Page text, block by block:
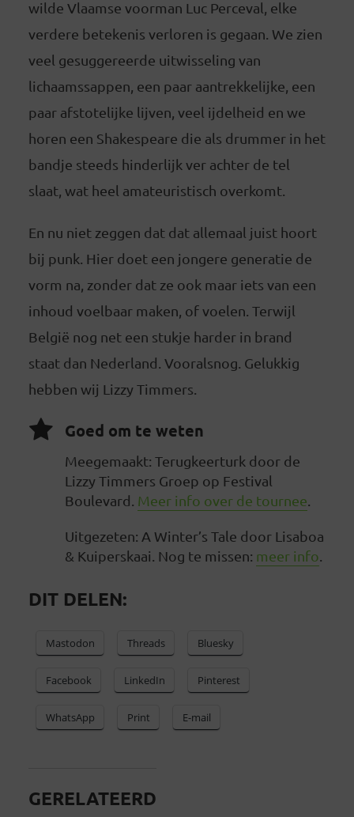
wilde Vlaamse voorman Luc Perceval, elke
verdere betekenis verloren is gegaan. We zien
veel gesuggereerde uitwisseling van
lichaamssappen, een paar aantrekkelijke, een
paar afstotelijke lijven, veel ijdelheid en we
horen een Shakespeare die als drummer in het
bandje steeds hinderlijk ver achter de tel
slaat, wat heel amateuristisch overkomt.
En nu niet zeggen dat dat allemaal juist hoort
bij punk. Hier doet een jongere generatie de
vorm na, zonder dat ze ook maar iets van een
inhoud voelbaar maken, of voelen. Terwijl
België nog net een stukje harder in brand
staat dan Nederland. Vooralsnog. Gelukkig
hebben wij Lizzy Timmers.
Goed om te weten
Meegemaakt: Terugkeerturk door de
Lizzy Timmers Groep op Festival
Boulevard. Meer info over de tournee
Uitgezeten: A Winter’s Tale door Lisaboa
& Kuiperskaai. Nog te missen: meer info
DIT DELEN:
Mastodon Threads Bluesky
Facebook LinkedIn Pinterest
WhatsApp Print E-mail
GERELATEERD